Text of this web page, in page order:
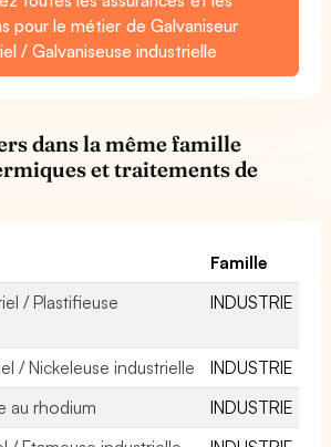
pour le métier de Galvaniseur
/ Galvaniseuse industrielle
dans la même famille
et traitements de
Famille
/ Plastifieuse
INDUSTRIE
/ Nickeleuse industrielle
INDUSTRIE
au rhodium
INDUSTRIE